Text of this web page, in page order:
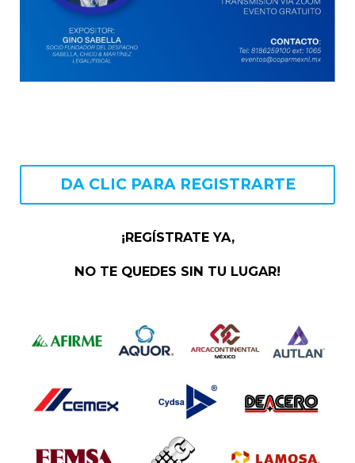
DA CLIC PARA REGISTRARTE
¡REGÍSTRATE YA,
NO TE QUEDES SIN TU LUGAR!